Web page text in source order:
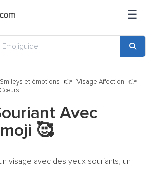
☰
Smileys et émotions
Visage Affection
Avec
🥰
visage avec des yeux souriants, un